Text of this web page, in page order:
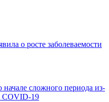
о росте заболеваемости
начале сложного периода из-
COVID-19